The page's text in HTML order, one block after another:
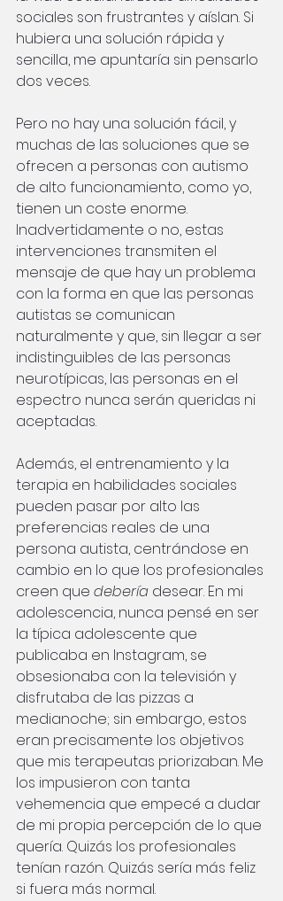
sociales son frustrantes y aíslan. Si
hubiera una solución rápida y
sencilla, me apuntaría sin pensarlo
dos veces.
Pero no hay una solución fácil, y
muchas de las soluciones que se
ofrecen a personas con autismo
de alto funcionamiento, como yo,
tienen un coste enorme.
Inadvertidamente o no, estas
intervenciones transmiten el
mensaje de que hay un problema
con la forma en que las personas
autistas se comunican
naturalmente y que, sin llegar a ser
indistinguibles de las personas
neurotípicas, las personas en el
espectro nunca serán queridas ni
aceptadas.
Además, el entrenamiento y la
terapia en habilidades sociales
pueden pasar por alto las
preferencias reales de una
persona autista, centrándose en
cambio en lo que los profesionales
creen que debería desear. En mi
adolescencia, nunca pensé en ser
la típica adolescente que
publicaba en Instagram, se
obsesionaba con la televisión y
disfrutaba de las pizzas a
medianoche; sin embargo, estos
eran precisamente los objetivos
que mis terapeutas priorizaban. Me
los impusieron con tanta
vehemencia que empecé a dudar
de mi propia percepción de lo que
quería. Quizás los profesionales
tenían razón. Quizás sería más feliz
si fuera más normal.